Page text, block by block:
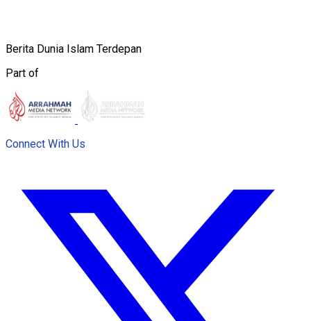
Berita Dunia Islam Terdepan
Part of
Connect With Us